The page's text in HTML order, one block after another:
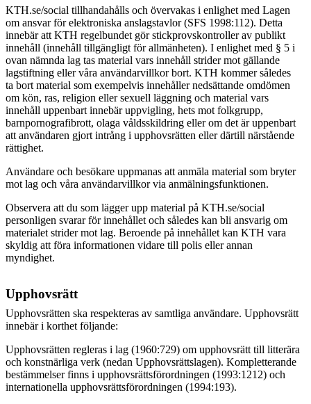
KTH.se/social tillhandahålls och övervakas i enlighet med Lagen
om ansvar för elektroniska anslagstavlor (SFS 1998:112). Detta
innebär att KTH regelbundet gör stickprovskontroller av publikt
innehåll (innehåll tillgängligt för allmänheten). I enlighet med § 5 i
ovan nämnda lag tas material vars innehåll strider mot gällande
lagstiftning eller våra användarvillkor bort. KTH kommer således
ta bort material som exempelvis innehåller nedsättande omdömen
om kön, ras, religion eller sexuell läggning och material vars
innehåll uppenbart innebär uppvigling, hets mot folkgrupp,
barnpornografibrott, olaga våldsskildring eller om det är uppenbart
att användaren gjort intrång i upphovsrätten eller därtill närstående
rättighet.
Användare och besökare uppmanas att anmäla material som bryter
mot lag och våra användarvillkor via anmälningsfunktionen.
Observera att du som lägger upp material på KTH.se/social
personligen svarar för innehållet och således kan bli ansvarig om
materialet strider mot lag. Beroende på innehållet kan KTH vara
skyldig att föra informationen vidare till polis eller annan
myndighet.
Upphovsrätt
Upphovsrätten ska respekteras av samtliga användare. Upphovsrätt
innebär i korthet följande:
Upphovsrätten regleras i lag (1960:729) om upphovsrätt till litterära
och konstnärliga verk (nedan Upphovsrättslagen). Kompletterande
bestämmelser finns i upphovsrättsförordningen (1993:1212) och
internationella upphovsrättsförordningen (1994:193).